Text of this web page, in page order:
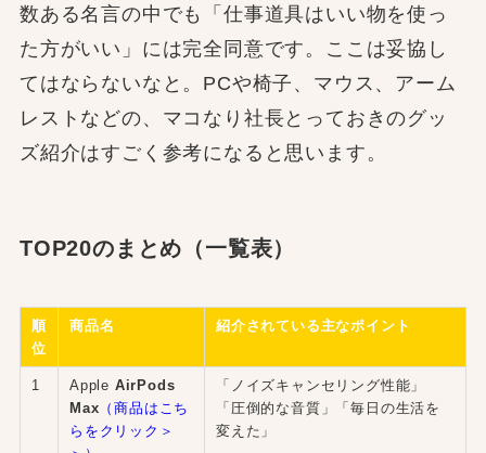
数ある名言の中でも「仕事道具はいい物を使っ
た方がいい」には完全同意です。ここは妥協し
てはならないなと。PCや椅子、マウス、アーム
レストなどの、マコなり社長とっておきのグッ
ズ紹介はすごく参考になると思います。
TOP20のまとめ（一覧表）
順
位
商品名 紹介されている主なポイント
1 Apple AirPods
Max （商品はこち
らをクリック＞
「ノイズキャンセリング性能」
「圧倒的な音質」「毎日の生活を
変えた」